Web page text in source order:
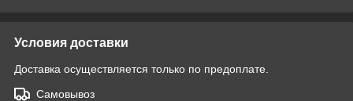
Условия доставки
Доставка осуществляется только по предоплате.
Самовывоз